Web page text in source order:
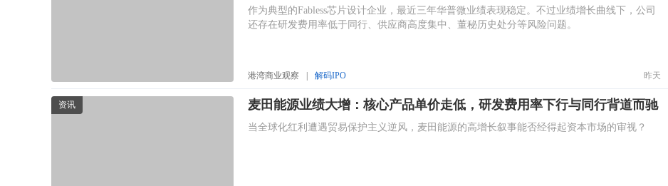
作为典型的Fabless芯片设计企业，最近三年华普微业绩表现稳定。不过业绩增长曲线下，公司
还存在研发费用率低于同行、供应商高度集中、董秘历史处分等风险问题。
港湾商业观察 解码IPO 昨天
资讯 麦田能源业绩大增：核心产品单价走低，研发费用率下行与同行背道而驰
当全球化红利遭遇贸易保护主义逆风，麦田能源的高增长叙事能否经得起资本市场的审视？